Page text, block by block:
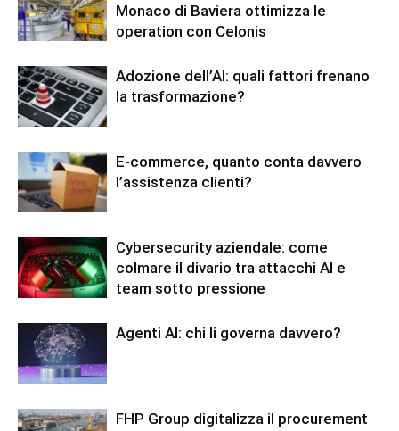
Monaco di Baviera ottimizza le
operation con Celonis
Adozione dell’AI: quali fattori frenano
la trasformazione?
E-commerce, quanto conta davvero
l’assistenza clienti?
Cybersecurity aziendale: come
colmare il divario tra attacchi AI e
team sotto pressione
Agenti AI: chi li governa davvero?
FHP Group digitalizza il procurement